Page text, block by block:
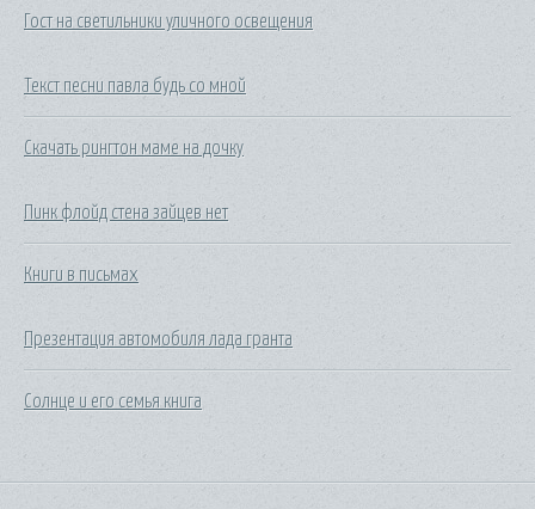
Гост на светильники уличного освещения
Текст песни павла будь со мной
Скачать рингтон маме на дочку
Пинк флойд стена зайцев нет
Книги в письмах
Презентация автомобиля лада гранта
Солнце и его семья книга